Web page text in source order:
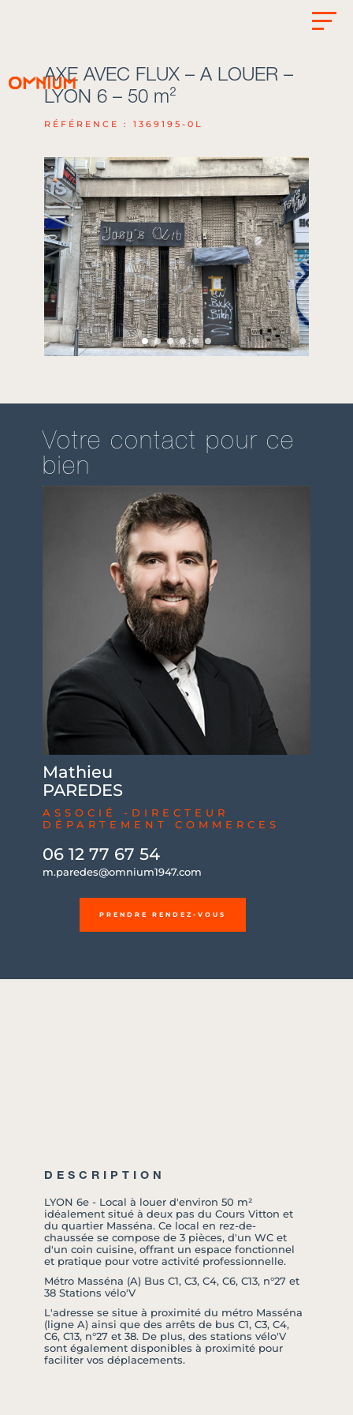
AXE AVEC FLUX – A LOUER –
LYON 6 – 50 m²
RÉFÉRENCE : 1369195-0L
Votre contact pour ce
bien
Mathieu
PAREDES
ASSOCIÉ -DIRECTEUR
DÉPARTEMENT COMMERCES
06 12 77 67 54
m.paredes@omnium1947.com
PRENDRE RENDEZ-VOUS
DESCRIPTION
LYON 6e - Local à louer d'environ 50 m²
idéalement situé à deux pas du Cours Vitton et
du quartier Masséna. Ce local en rez-de-
chaussée se compose de 3 pièces, d'un WC et
d'un coin cuisine, offrant un espace fonctionnel
et pratique pour votre activité professionnelle.
Métro Masséna (A) Bus C1, C3, C4, C6, C13, n°27 et
38 Stations vélo'V
L'adresse se situe à proximité du métro Masséna
(ligne A) ainsi que des arrêts de bus C1, C3, C4,
C6, C13, n°27 et 38. De plus, des stations vélo'V
sont également disponibles à proximité pour
faciliter vos déplacements.